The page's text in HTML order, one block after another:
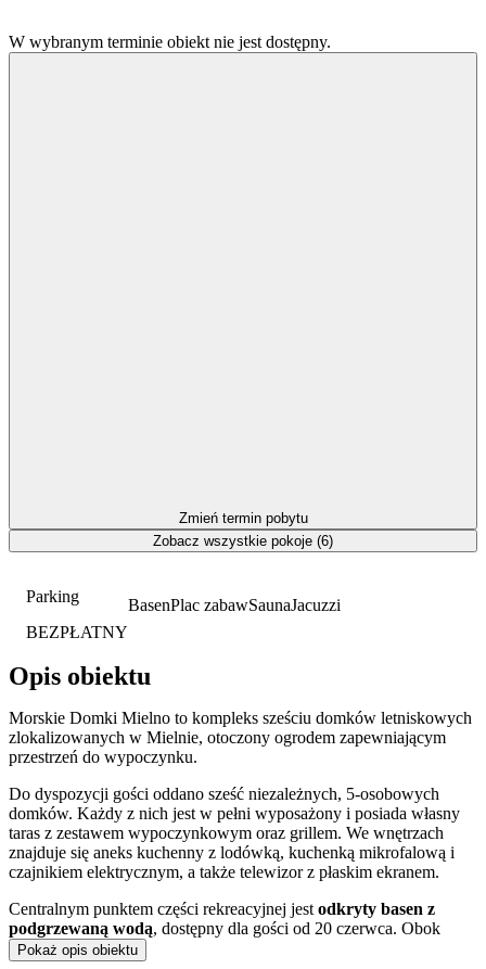
Parking
BEZPŁATNY
BasenPlac zabawSaunaJacuzzi
Opis obiektu
Morskie Domki Mielno to kompleks sześciu domków letniskowych
zlokalizowanych w Mielnie, otoczony ogrodem zapewniającym
przestrzeń do wypoczynku.
Do dyspozycji gości oddano sześć niezależnych, 5-osobowych
domków. Każdy z nich jest w pełni wyposażony i posiada własny
taras z zestawem wypoczynkowym oraz grillem. We wnętrzach
znajduje się aneks kuchenny z lodówką, kuchenką mikrofalową i
czajnikiem elektrycznym, a także telewizor z płaskim ekranem.
Centralnym punktem części rekreacyjnej jestodkryty basen z
podgrzewaną wodą, dostępny dla gości od 20 czerwca. Obok
basenu znajduje się również
Pokaż opis obiektu
W wybranym terminie obiekt nie jest dostępny.
Zmień termin pobytu
Zobacz wszystkie pokoje (6)